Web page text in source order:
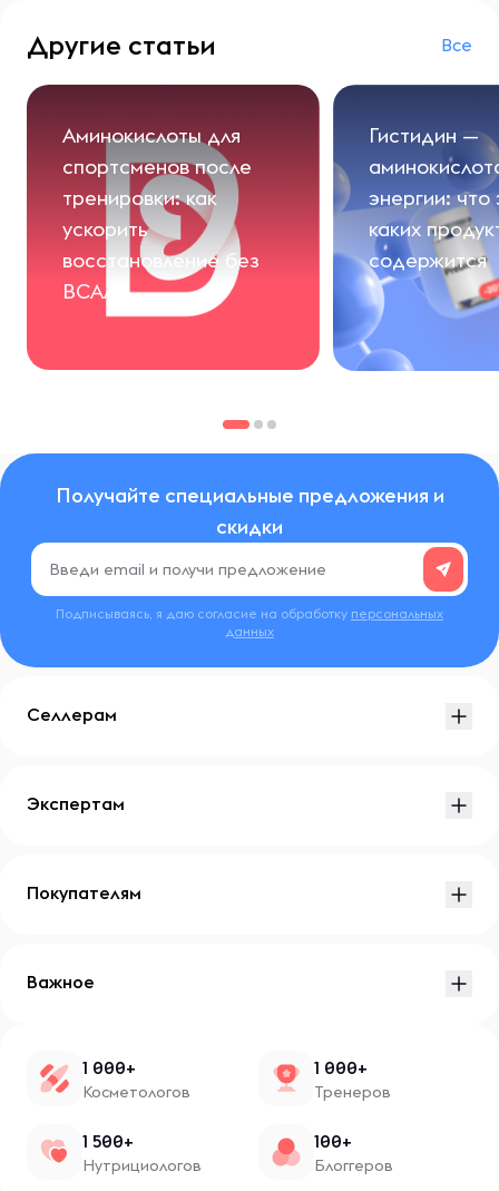
Другие статьи Все
Аминокислоты для
спортсменов после
тренировки: как
ускорить
восстановление без
BCAA
Гистидин —
энергии: что
каких
содержится
Получайте специальные предложения и
скидки
Подписываясь, я даю согласие на обработку персональных
данных
Селлерам
Экспертам
Покупателям
Важное
1 000+
Косметологов
1 000+
Тренеров
1 500+
Нутрициологов
100+
Блоггеров